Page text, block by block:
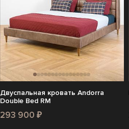
Двуспальная кровать Andorra
Double Bed RM
293 900 ₽